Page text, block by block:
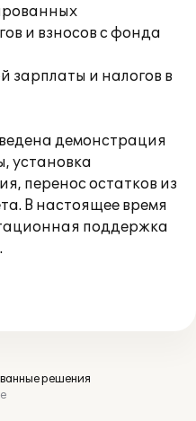
и взносов с фонда
зарплаты и налогов в
демонстрация
установка
перенос остатков из
В настоящее время
поддержка
решения